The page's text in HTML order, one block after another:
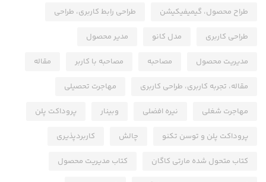
طراح محصول، گیمیفیکیشن طراحی رابط کاربری، طراحی
طراحی کاربری مدل کانو مدیر محصول
مدیریت محصول مصاحبه مصاحبه با کاربر مقاله
مقاله، تجربه کاربری، طراحی کاربری مهاجرت تحصیلی
مهاجرت شغلی نیره افضلی وبینار پروداکت پلن
پروداکت پلن و توسن تکنو چالش کاربردپذیری
کتاب متحول شده مارتی کاگان کتاب مدیریت محصول